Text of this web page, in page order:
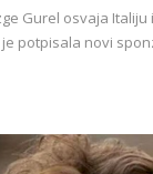
Gurel osvaja
potpisala novi